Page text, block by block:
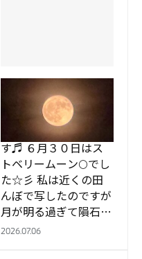
ローズムーン 🌕
こんにちはっ 牧野で
す♬ ６月３０日はス
トベリームーン🌕でし
た☆彡 私は近くの田
んぼで写したのですが
月が明る過ぎて隕石で
も落ちて来る状態
2026.07.06